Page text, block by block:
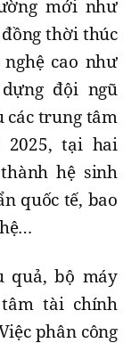
mới như
thời thúc
cao như
đội ngũ
các trung tâm
2025, tại hai
hệ sinh
quốc tế, bao
quả, bộ máy
tài chính
phân công